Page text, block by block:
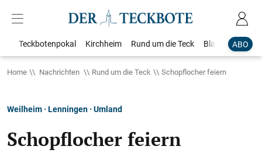
ABO
Teckbotenpokal Kirchheim Rund um die Teck Blaulicht
Home Nachrichten Rund um die Teck Schopflocher feiern
Weilheim · Lenningen · Umland
Schopflocher feiern